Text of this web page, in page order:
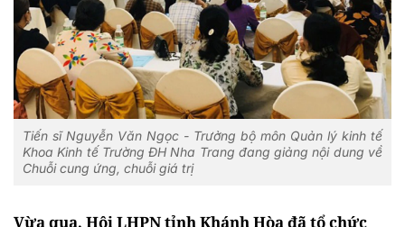
Tiến sĩ Nguyễn Văn Ngọc - Trưởng bộ môn Quản lý kinh tế
Khoa Kinh tế Trường ĐH Nha Trang đang giảng nội dung về
Chuỗi cung ứng, chuỗi giá trị
Vừa qua, Hội LHPN tỉnh Khánh Hòa đã tổ chức